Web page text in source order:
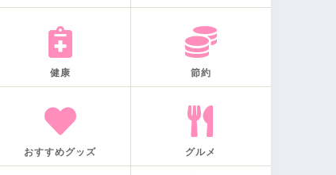
健康 節約
おすすめグッズ グルメ